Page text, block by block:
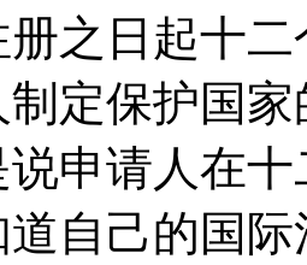
之日起十
定保护国
申请人在
自己的国